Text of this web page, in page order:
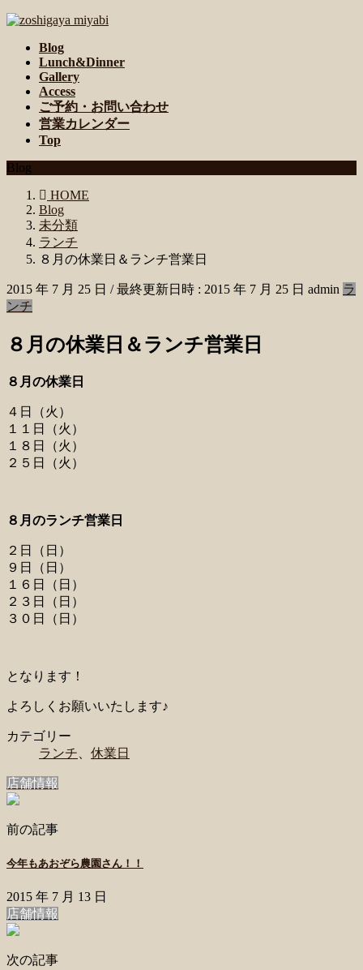
コ
プ
ナ
動
Blog
Lunch&Dinner
Gallery
Access
ご予約・お問い合わせ
営業カレンダー
Top
Blog
HOME
Blog
未分類
ランチ
８月の休業日＆ランチ営業日
2015 年 7 月 25 日 / 最終更新日時 : 2015 年 7 月 25 日 admin ラ
ンチ
８月の休業日＆ランチ営業日
８月の休業日
４日（火）
１１日（火）
１８日（火）
２５日（火）
８月のランチ営業日
２日（日）
９日（日）
１６日（日）
２３日（日）
３０日（日）
となります！
よろしくお願いいたします♪
カテゴリー
ランチ
休業日
店舗情報
前の記事
今年もあおぞら農園さん！！
2015 年 7 月 13 日
店舗情報
次の記事